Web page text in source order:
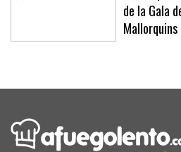
Todo a
de la Gala